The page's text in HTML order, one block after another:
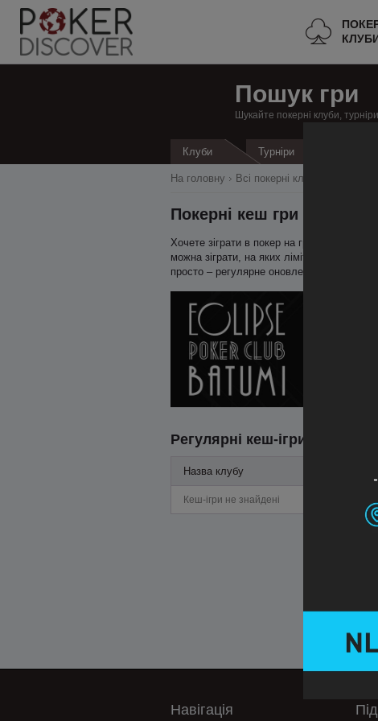
Пошук гри
Шукайте покерні клуби,
Клуби Турніри
На головну Всі покерні клуби
Покерні кеш гри в Ліон
Хочете зіграти в покер на гроші в
можна зіграти, на яких лімітах зараз йде
просто – регулярне оновлення даних
Регулярні кеш-ігри
Назва клубу
Кеш-ігри не знайдені
Навігація